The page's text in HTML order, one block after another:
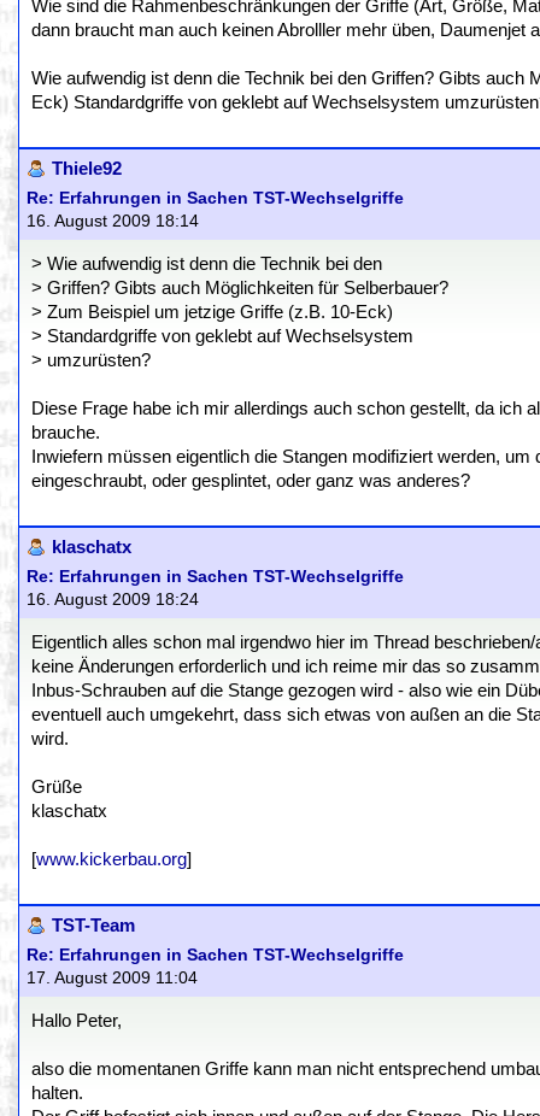
Wie sind die Rahmenbeschränkungen der Griffe (Art, Größe,
dann braucht man auch keinen Abrolller mehr üben, Daumenjet
Wie aufwendig ist denn die Technik bei den Griffen? Gibts
Eck) Standardgriffe von geklebt auf Wechselsystem
Thiele92
Re: Erfahrungen in Sachen TST-Wechselgriffe
16. August 2009 18:14
> Wie aufwendig ist denn die Technik bei den
> Griffen? Gibts auch Möglichkeiten für Selberbauer?
> Zum Beispiel um jetzige Griffe (z.B. 10-Eck)
> Standardgriffe von geklebt auf Wechselsystem
> umzurüsten?
Diese Frage habe ich mir allerdings auch schon gestellt, da ich
brauche.
Inwiefern müssen eigentlich die Stangen modifiziert werden,
eingeschraubt, oder gesplintet, oder ganz was anderes?
klaschatx
Re: Erfahrungen in Sachen TST-Wechselgriffe
16. August 2009 18:24
Eigentlich alles schon mal irgendwo hier im Thread
keine Änderungen erforderlich und ich reime mir das so
Inbus-Schrauben auf die Stange gezogen wird - also wie ein
eventuell auch umgekehrt, dass sich etwas von außen an die
wird.
Grüße
klaschatx
[www.kickerbau.org]
TST-Team
Re: Erfahrungen in Sachen TST-Wechselgriffe
17. August 2009 11:04
Hallo Peter,
also die momentanen Griffe kann man nicht entsprechend
halten.